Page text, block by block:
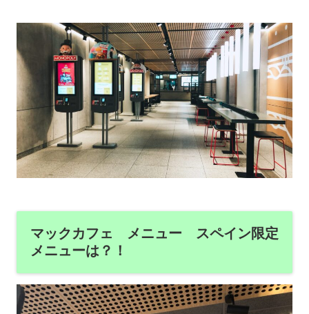
マックカフェ メニュー スペイン限定
メニューは？！